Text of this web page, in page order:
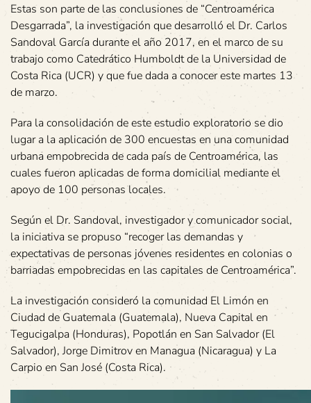
Estas son parte de las conclusiones de “Centroamérica
Desgarrada”, la investigación que desarrolló el Dr. Carlos
Sandoval García durante el año 2017, en el marco de su
trabajo como Catedrático Humboldt de la Universidad de
Costa Rica (UCR) y que fue dada a conocer este martes 13
de marzo.
Para la consolidación de este estudio exploratorio se dio
lugar a la aplicación de 300 encuestas en una comunidad
urbana empobrecida de cada país de Centroamérica, las
cuales fueron aplicadas de forma domicilial mediante el
apoyo de 100 personas locales.
Según el Dr. Sandoval, investigador y comunicador social,
la iniciativa se propuso “recoger las demandas y
expectativas de personas jóvenes residentes en colonias o
barriadas empobrecidas en las capitales de Centroamérica”.
La investigación consideró la comunidad El Limón en
Ciudad de Guatemala (Guatemala), Nueva Capital en
Tegucigalpa (Honduras), Popotlán en San Salvador (El
Salvador), Jorge Dimitrov en Managua (Nicaragua) y La
Carpio en San José (Costa Rica).